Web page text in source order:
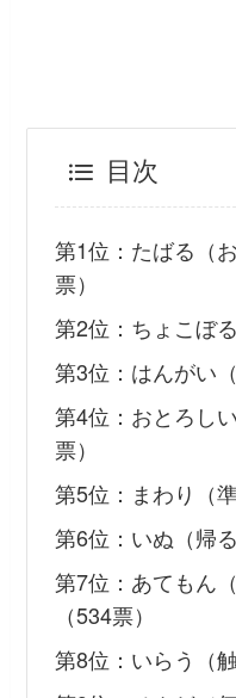
目次
第1位：たばる（
票）
第2位：ちょこぼ
第3位：はんがい
第4位：おとろし
票）
第5位：まわり（
第6位：いぬ（帰
第7位：あてもん
（534票）
第8位：いらう（